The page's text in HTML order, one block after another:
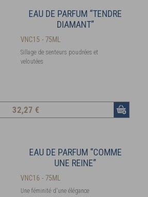
EAU DE PARFUM “TENDRE
DIAMANT”
VNC15 - 75ML
Sillage de senteurs poudrées et
veloutées
32,27 €
EAU DE PARFUM “COMME
UNE REINE”
VNC16 - 75ML
Une féminité d'une élégance